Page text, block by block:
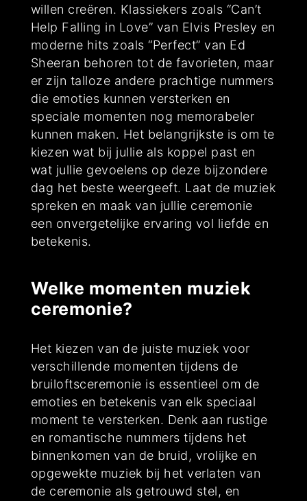
willen creëren. Klassiekers zoals “Can’t
Help Falling in Love” van Elvis Presley en
moderne hits zoals “Perfect” van Ed
Sheeran behoren tot de favorieten, maar
er zijn talloze andere prachtige nummers
die emoties kunnen versterken en
speciale momenten nog memorabeler
kunnen maken. Het belangrijkste is om te
kiezen wat bij jullie als koppel past en
wat jullie gevoelens op deze bijzondere
dag het beste weergeeft. Laat de muziek
spreken en maak van jullie ceremonie
een onvergetelijke ervaring vol liefde en
betekenis.
Welke momenten muziek
ceremonie?
Het kiezen van de juiste muziek voor
verschillende momenten tijdens de
bruiloftsceremonie is essentieel om de
emoties en betekenis van elk speciaal
moment te versterken. Denk aan rustige
en romantische nummers tijdens het
binnenkomen van de bruid, vrolijke en
opgewekte muziek bij het verlaten van
de ceremonie als getrouwd stel, en